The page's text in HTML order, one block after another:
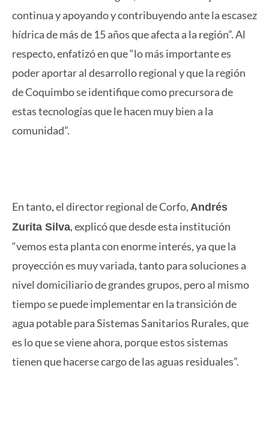
continua y apoyando y contribuyendo ante la escasez
hídrica de más de 15 años que afecta a la región”. Al
respecto, enfatizó en que “lo más importante es
poder aportar al desarrollo regional y que la región
de Coquimbo se identifique como precursora de
estas tecnologías que le hacen muy bien a la
comunidad”.
En tanto, el director regional de Corfo, Andrés
Zurita Silva, explicó que desde esta institución
“vemos esta planta con enorme interés, ya que la
proyección es muy variada, tanto para soluciones a
nivel domiciliario de grandes grupos, pero al mismo
tiempo se puede implementar en la transición de
agua potable para Sistemas Sanitarios Rurales, que
es lo que se viene ahora, porque estos sistemas
tienen que hacerse cargo de las aguas residuales”.